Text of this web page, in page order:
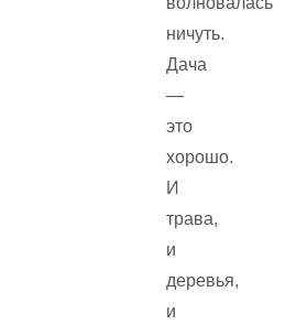
ничуть.
Дача
—
это
хорошо.
И
трава,
и
деревья,
и